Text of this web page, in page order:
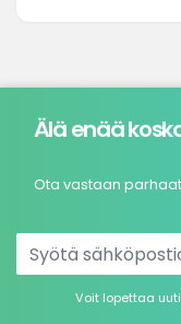
Älä enää
Ota vastaan
Voit lopettaa